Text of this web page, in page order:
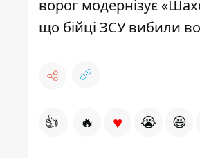
ворог модернізує
що бійці ЗСУ вибили
👍 🔥 ♥ 😭 😆